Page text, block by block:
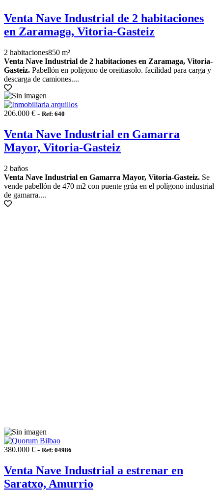
Venta Nave Industrial de 2 habitaciones
en Zaramaga, Vitoria-Gasteiz
2 habitaciones850 m²
Venta Nave Industrial de 2 habitaciones en Zaramaga, Vitoria-
Gasteiz. Pabellón en polígono de oreitiasolo. facilidad para carga y
descarga de camiones....
206.000 € - Ref: 640
Venta Nave Industrial en Gamarra
Mayor, Vitoria-Gasteiz
2 baños
Venta Nave Industrial en Gamarra Mayor, Vitoria-Gasteiz. Se
vende pabellón de 470 m2 con puente grúa en el polígono industrial
de gamarra....
380.000 € - Ref: 04986
Venta Nave Industrial a estrenar en
Saratxo, Amurrio